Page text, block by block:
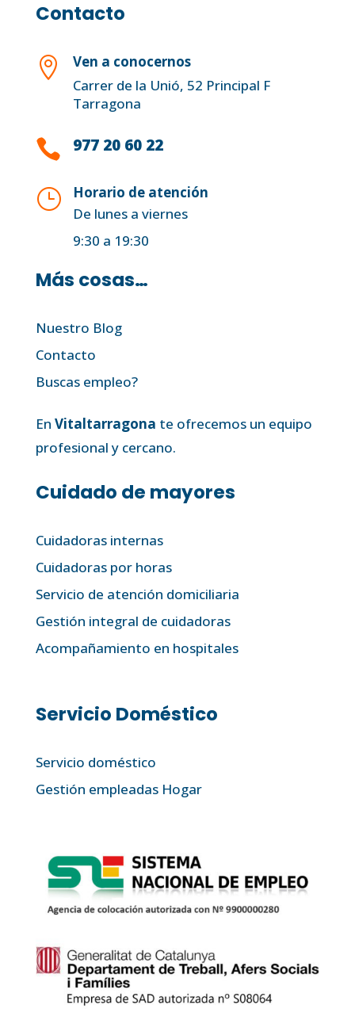
Contacto

Ven a conocernos
Carrer de la Unió, 52 Principal F
Tarragona
 977 20 60 22
}
Horario de atención
De lunes a viernes
9:30 a 19:30
Más cosas…
Nuestro Blog
Contacto
Buscas empleo?
En Vitaltarragona te ofrecemos un equipo
profesional y cercano.
Cuidado de mayores
Cuidadoras internas
Cuidadoras por horas
Servicio de atención domiciliaria
Gestión integral de cuidadoras
Acompañamiento en hospitales
Servicio Doméstico
Servicio doméstico
Gestión empleadas Hogar